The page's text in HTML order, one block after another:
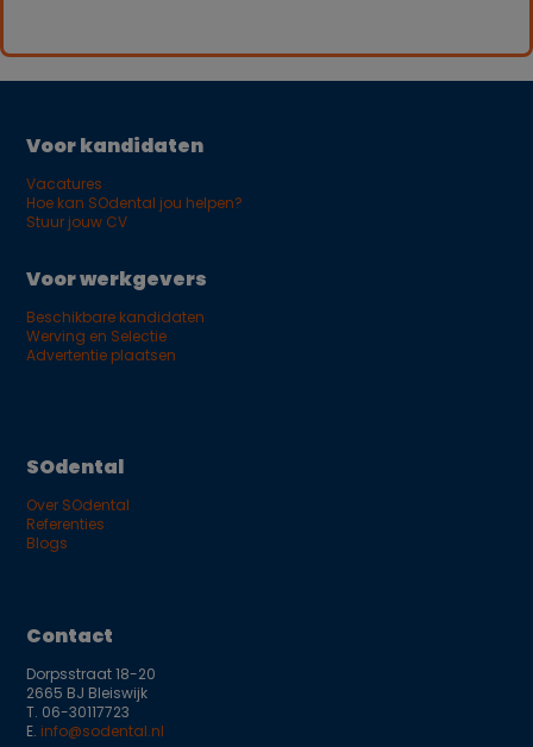
Voor kandidaten
Vacatures
Hoe kan SOdental jou helpen?
Stuur jouw CV
Voor werkgevers
Beschikbare kandidaten
Werving en Selectie
Advertentie plaatsen
SOdental
Over SOdental
Referenties
Blogs
Contact
Dorpsstraat 18-20
2665 BJ Bleiswijk
T. 06-30117723
E. info@sodental.nl